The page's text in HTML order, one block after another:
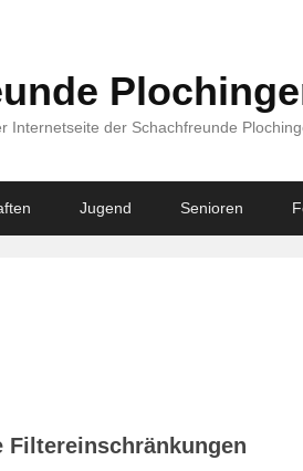
Internetseite der Schachfreunde
Jugend Senioren
Filtereinschränkungen